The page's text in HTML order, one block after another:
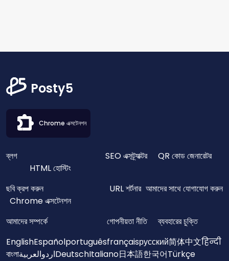
Posty5
Chrome এক্সটেনশন
ব্লগ SEO এক্সট্র্যাক্টর
QR কোড জেনারেটর
HTML হোস্টিং
ছবি ক্রপ করুন
URL শর্টনার আমাদের সাথে যোগাযোগ করুন
Chrome এক্সটেনশন
আমাদের সম্পর্কে
গোপনীয়তা নীতি
ব্যবহারের চুক্তি
EnglishEspañolportuguêsfrançaisрусский简体中文हिन्दी
বাংলাالعربيةاردوDeutschItaliano日本語한국어Türkçe